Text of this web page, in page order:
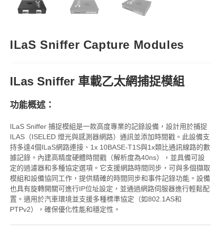
ILaS Sniffer Capture Modules
ILas Sniffer 車載乙太網捕捉模組
功能概述：
ILaS Sniffer 捕捉模組是一款高度專業的記錄設備，設計用於捕捉
ILAS（ISELED 燈光與感測器網路）通訊並添加時間戳。此設備支
持多達4個ILaS網路連接、1x 10BASE-T1S與1x類比通訊線路的數
據記錄。內建高精度硬體時間戳（解析度為40ns），並具備可設
定的過濾器和多種協定選項。它支援網路時間同步，可與多個擷取
模組和設備協同工作，提供精確的時間同步和事件記錄功能。設備
也具有旋轉開關可進行IP位址設定，並通過網路伺服器進行輕鬆配
置。適用於汽車環境並支援多種標準協定（如802.1AS和
PTPv2），確保優化性能和穩定性。